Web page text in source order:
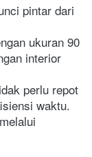
pintar dari
ukuran 90
interior
perlu repot
waktu.